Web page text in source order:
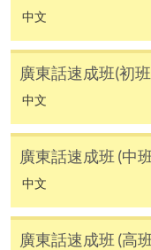
申請人可按該
中指定所須文
繳交所需費用
中文
廣東話速成班(初
中文
廣東話速成班 (中
中文
廣東話速成班 (高